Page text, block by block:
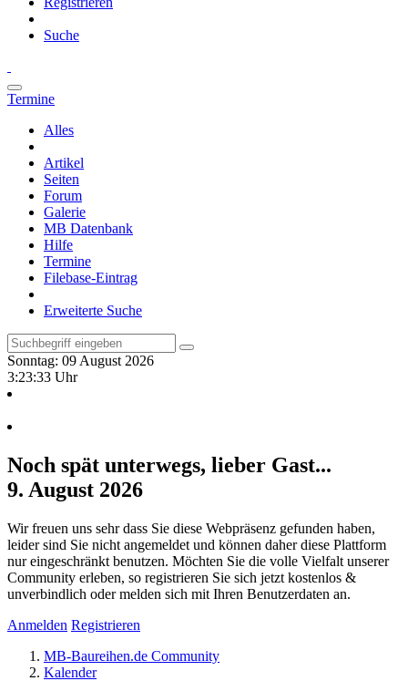
Suche
Termine
Alles
Artikel
Seiten
Forum
Galerie
MB Datenbank
Hilfe
Termine
Filebase-Eintrag
Erweiterte Suche
Sonntag: 09 August 2026
3:23:33 Uhr
Noch spät unterwegs, lieber Gast...
9. August 2026
Wir freuen uns sehr dass Sie diese Webpräsenz gefunden haben,
leider sind Sie nicht angemeldet und können daher diese Plattform
nur eingeschränkt benutzen. Möchten Sie die volle Vielfalt unserer
Community erleben, so registrieren Sie sich jetzt kostenlos &
unverbindlich oder melden sich mit Ihren Benutzerdaten an.
Anmelden Registrieren
MB-Baureihen.de Community
Kalender